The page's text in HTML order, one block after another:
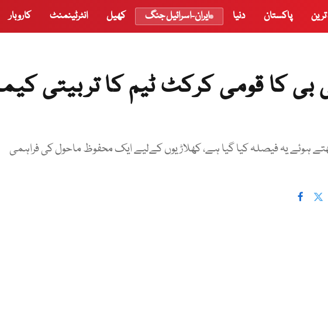
ترین پاکستان دنیا ایران-اسرائیل جنگ کھیل انٹرٹینمنٹ کاروبار
بی کا قومی کرکٹ ٹیم کا تربیتی
ہوئے یہ فیصلہ کیا گیا ہے، کھلاڑیوں کےلیے ایک محفوظ ماحول کی فراہمی